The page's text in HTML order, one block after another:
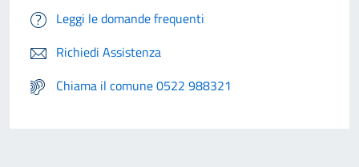
Leggi le domande frequenti
Richiedi Assistenza
Chiama il comune 0522 988321